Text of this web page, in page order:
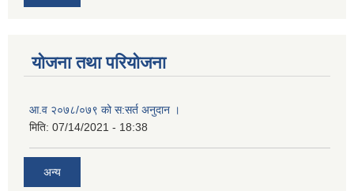
योजना तथा परियोजना
आ.व २०७८/०७९ को स:सर्त अनुदान ।
मिति: 07/14/2021 - 18:38
अन्य